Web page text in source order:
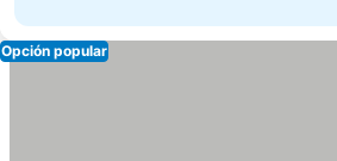
Opción popular